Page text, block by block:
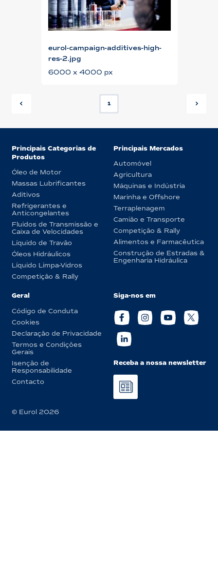
eurol-campaign-additives-high-
res-2.jpg
6000 x 4000 px
1
Principais Categorias de
Produtos
Óleo de Motor
Massas Lubrificantes
Aditivos
Refrigerantes e
Anticongelantes
Fluidos de Transmissão e
Caixa de Velocidades
Líquido de Travão
Óleos Hidráulicos
Líquido Limpa-Vidros
Competição & Rally
Principais Mercados
Automóvel
Agricultura
Máquinas e Indústria
Marinha e Offshore
Terraplenagem
Camião e Transporte
Competição & Rally
Alimentos e Farmacêutica
Construção de Estradas &
Engenharia Hidráulica
Geral
Código de Conduta
Cookies
Declaração de Privacidade
Termos e Condições
Gerais
Isenção de
Responsabilidade
Contacto
Siga-nos em
Receba a nossa newsletter
© Eurol 2026